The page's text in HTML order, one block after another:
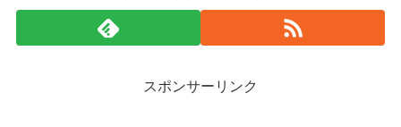
スポンサーリンク